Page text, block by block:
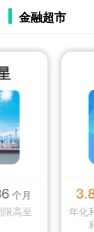
金融超市
个月
限高至
年化